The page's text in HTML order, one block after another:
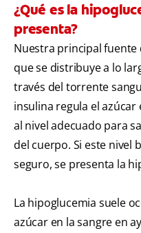
¿Qué es la
presenta?
Nuestra principal fuente
que se distribuye a lo
través del torrente
insulina regula el
al nivel adecuado para
del cuerpo. Si este nivel
seguro, se presenta la
La hipoglucemia suele
azúcar en la sangre en